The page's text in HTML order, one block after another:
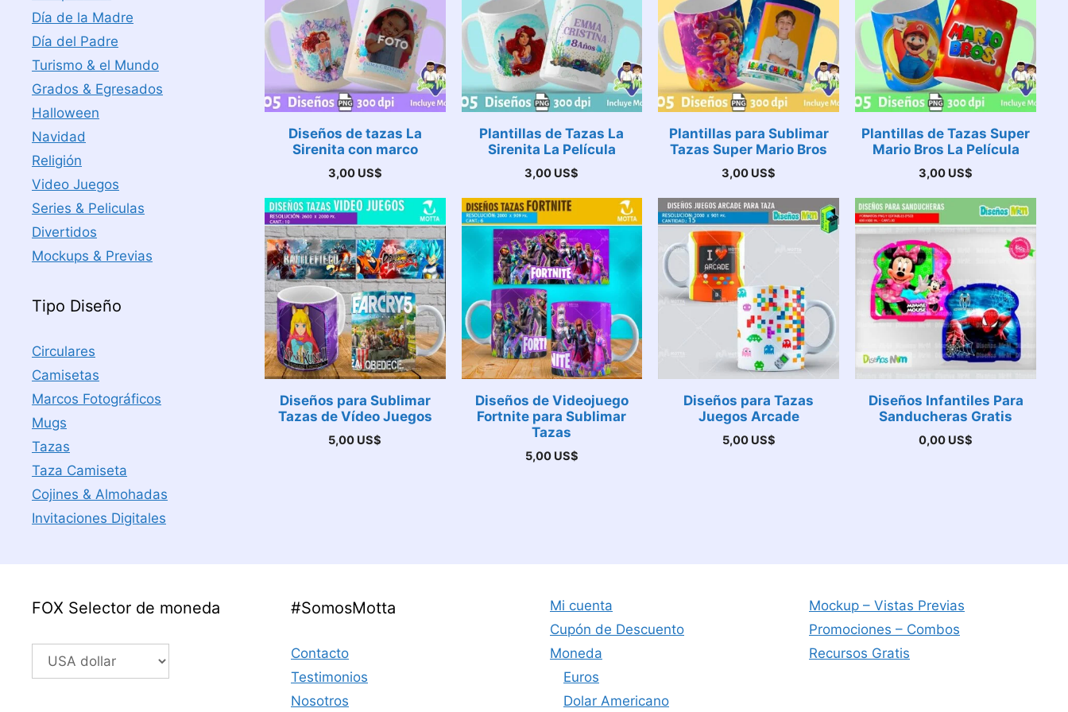
Diseños de tazas La
Sirenita con marco
3,00 US$
Plantillas de Tazas La
Sirenita La Película
3,00 US$
Plantillas para Sublimar
Tazas Super Mario Bros
3,00 US$
Plantillas de Tazas Super
Mario Bros La Película
3,00 US$
Diseños para Sublimar
Tazas de Vídeo Juegos
5,00 US$
Diseños de Videojuego
Fortnite para Sublimar
Tazas
5,00 US$
Diseños para Tazas
Juegos Arcade
5,00 US$
Diseños Infantiles Para
Sanducheras Gratis
0,00 US$
Día de la Madre
Día del Padre
Turismo & el Mundo
Grados & Egresados
Halloween
Navidad
Religión
Video Juegos
Series & Peliculas
Divertidos
Mockups & Previas
Tipo Diseño
Circulares
Camisetas
Marcos Fotográficos
Mugs
Tazas
Taza Camiseta
Cojines & Almohadas
Invitaciones Digitales
FOX Selector de moneda #SomosMotta
Contacto
Testimonios
Nosotros
Mi cuenta
Cupón de Descuento
Moneda
Euros
Dolar Americano
Mockup – Vistas Previas
Promociones – Combos
Recursos Gratis